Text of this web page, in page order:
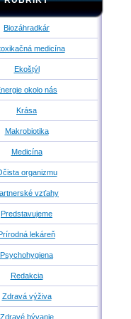
Biozáhradkár
medicína
Ekoštýl
okolo nás
Krása
Makrobiotika
Medicína
organizmu
vzťahy
Predstavujeme
lekáreň
Psychohygiena
Redakcia
Zdravá výživa
Zdravé bývanie